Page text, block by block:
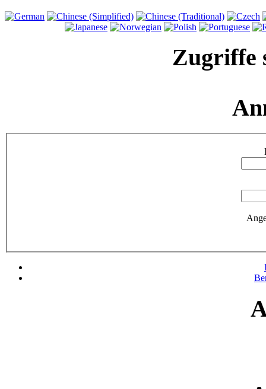
Zugriffe